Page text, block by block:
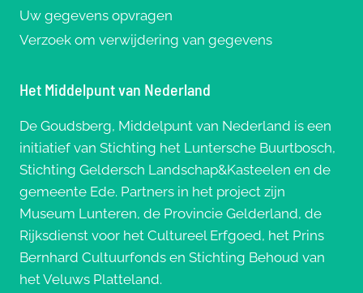
Uw gegevens opvragen
Verzoek om verwijdering van gegevens
Het Middelpunt van Nederland
De Goudsberg, Middelpunt van Nederland is een
initiatief van Stichting het Luntersche Buurtbosch,
Stichting Geldersch Landschap&Kasteelen en de
gemeente Ede. Partners in het project zijn
Museum Lunteren, de Provincie Gelderland, de
Rijksdienst voor het Cultureel Erfgoed, het Prins
Bernhard Cultuurfonds en Stichting Behoud van
het Veluws Platteland.